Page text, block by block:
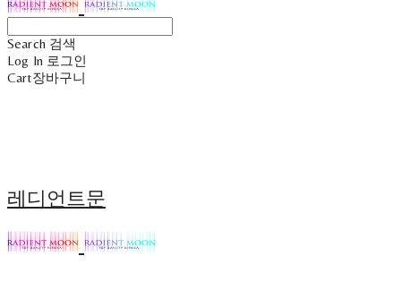
Search 검색
Log In 로그인
Cart장바구니
레디언트문